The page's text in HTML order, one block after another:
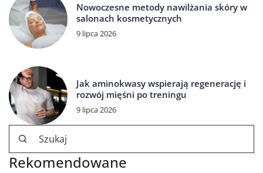
Nowoczesne metody nawilżania skóry w
salonach kosmetycznych
9 lipca 2026
Jak aminokwasy wspierają regenerację i
rozwój mięśni po treningu
9 lipca 2026
Rekomendowane